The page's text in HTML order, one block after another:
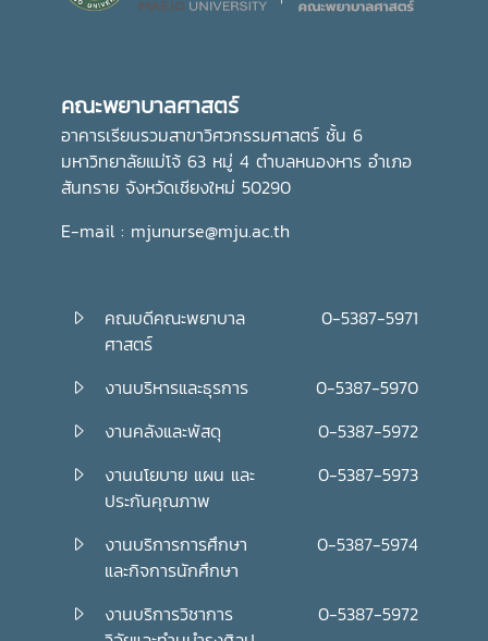
คณะพยาบาลศาสตร์
อาคารเรียนรวมสาขาวิศวกรรมศาสตร์ ชั้น 6
มหาวิทยาลัยแม่โจ้ 63 หมู่ 4 ตำบลหนองหาร อำเภอ
สันทราย จังหวัดเชียงใหม่ 50290
E-mail : mjunurse@mju.ac.th
คณบดีคณะพยาบาล
ศาสตร์
0-5387-5971
งานบริหารและธุรการ
0-5387-5970
งานคลังและพัสดุ
0-5387-5972
งานนโยบาย แผน และ
ประกันคุณภาพ
0-5387-5973
งานบริการการศึกษา
และกิจการนักศึกษา
0-5387-5974
งานบริการวิชาการ
0-5387-5972